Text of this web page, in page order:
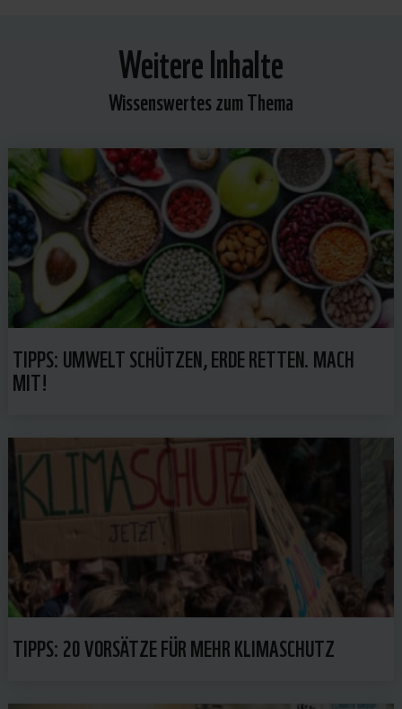
Weitere Inhalte
Wissenswertes zum Thema
TIPPS: UMWELT SCHÜTZEN, ERDE RETTEN. MACH
MIT!
TIPPS: 20 VORSÄTZE FÜR MEHR KLIMASCHUTZ